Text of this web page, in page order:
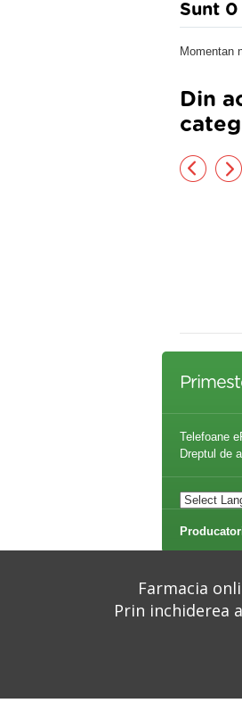
Sunt
Momentan
Din
Telefoane
Dreptul de
Farmacia
Prin inchiderea